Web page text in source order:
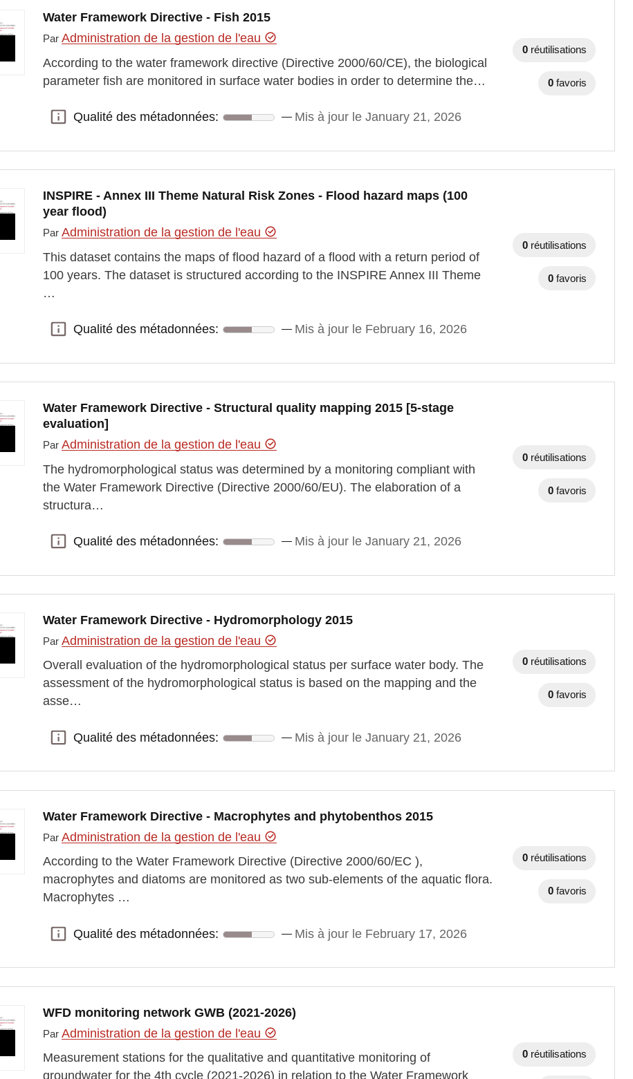
Water Framework Directive - Fish 2015
ParAdministration de la gestion de l'eau
According to the water framework directive (Directive 2000/60/CE), the biological
parameter fish are monitored in surface water bodies in order to determine the…
Qualité des métadonnées:
Qualité des métadonnées: Mis à jour le January 21, 2026
0 réutilisations
0 favoris
INSPIRE - Annex III Theme Natural Risk Zones - Flood hazard maps (100
year flood)
ParAdministration de la gestion de l'eau
This dataset contains the maps of flood hazard of a flood with a return period of
100 years. The dataset is structured according to the INSPIRE Annex III Theme
…
Qualité des métadonnées:
Qualité des métadonnées: Mis à jour le February 16, 2026
0 réutilisations
0 favoris
Water Framework Directive - Structural quality mapping 2015 [5-stage
evaluation]
ParAdministration de la gestion de l'eau
The hydromorphological status was determined by a monitoring compliant with
the Water Framework Directive (Directive 2000/60/EU). The elaboration of a
structura…
Qualité des métadonnées:
Qualité des métadonnées: Mis à jour le January 21, 2026
0 réutilisations
0 favoris
Water Framework Directive - Hydromorphology 2015
ParAdministration de la gestion de l'eau
Overall evaluation of the hydromorphological status per surface water body. The
assessment of the hydromorphological status is based on the mapping and the
asse…
Qualité des métadonnées:
Qualité des métadonnées: Mis à jour le January 21, 2026
0 réutilisations
0 favoris
Water Framework Directive - Macrophytes and phytobenthos 2015
ParAdministration de la gestion de l'eau
According to the Water Framework Directive (Directive 2000/60/EC ),
macrophytes and diatoms are monitored as two sub-elements of the aquatic flora.
Macrophytes …
Qualité des métadonnées:
Qualité des métadonnées: Mis à jour le February 17, 2026
0 réutilisations
0 favoris
WFD monitoring network GWB (2021-2026)
ParAdministration de la gestion de l'eau
Measurement stations for the qualitative and quantitative monitoring of
groundwater for the 4th cycle (2021-2026) in relation to the Water Framework
0 réutilisations